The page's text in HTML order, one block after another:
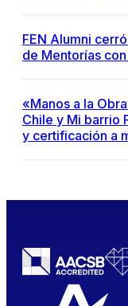
FEN Alumni
de Mentorías
«Manos a la
Chile y Mi barrio
y certificación a